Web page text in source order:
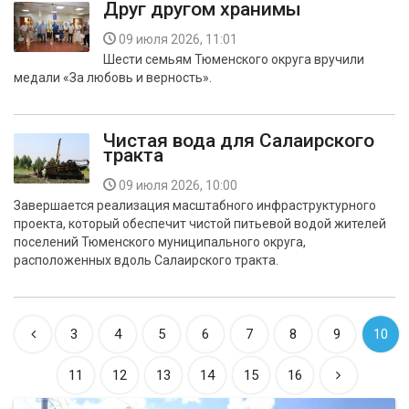
Друг другом хранимы
09 июля 2026, 11:01
Шести семьям Тюменского округа вручили
медали «За любовь и верность».
Чистая вода для Салаирского
тракта
09 июля 2026, 10:00
Завершается реализация масштабного инфраструктурного
проекта, который обеспечит чистой питьевой водой жителей
поселений Тюменского муниципального округа,
расположенных вдоль Салаирского тракта.
3 4 5 6 7 8 9 10
11 12 13 14 15 16